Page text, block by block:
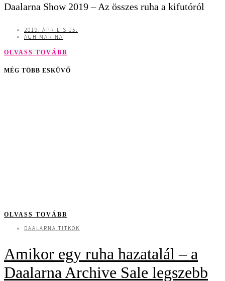
Daalarna Show 2019 – Az összes ruha a kifutóról
2019. ÁPRILIS 15.
ÁGH MARINA
OLVASS TOVÁBB
MÉG TÖBB ESKÜVŐ
OLVASS TOVÁBB
DAALARNA TITKOK
Amikor egy ruha hazatalál – a
Daalarna Archive Sale legszebb